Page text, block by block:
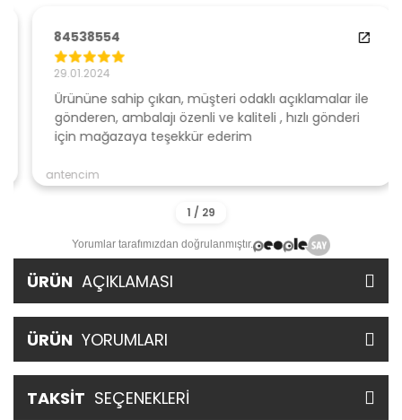
84538554
29.01.2024
Ürününe sahip çıkan, müşteri odaklı açıklamalar ile
gönderen, ambalajı özenli ve kaliteli , hızlı gönderi
için mağazaya teşekkür ederim
antencim
Yorumlar tarafımızdan doğrulanmıştır.
ÜRÜN AÇIKLAMASI
ÜRÜN YORUMLARI
TAKSİT SEÇENEKLERİ